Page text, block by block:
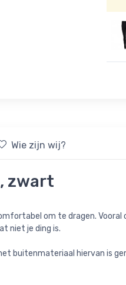
Wie zijn wij?
zwart
om te dragen.
niet je ding is.
buitenmateriaal hiervan is